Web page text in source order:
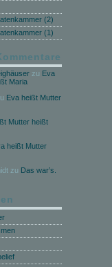
(2)
(1)
zu Eva
Maria
Eva heißt Mutter
Mutter heißt
heißt Mutter
zu Das war’s.